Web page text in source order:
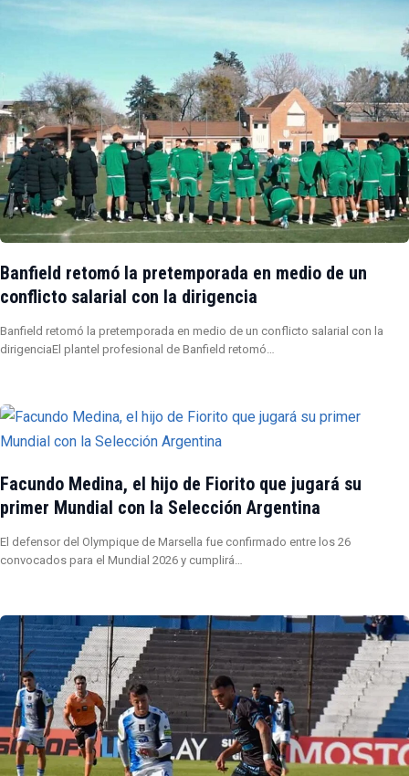
Banfield retomó la pretemporada en medio de un
conflicto salarial con la dirigencia
Banfield retomó la pretemporada en medio de un conflicto salarial con la
dirigenciaEl plantel profesional de Banfield retomó…
Facundo Medina, el hijo de Fiorito que jugará su
primer Mundial con la Selección Argentina
El defensor del Olympique de Marsella fue confirmado entre los 26
convocados para el Mundial 2026 y cumplirá…